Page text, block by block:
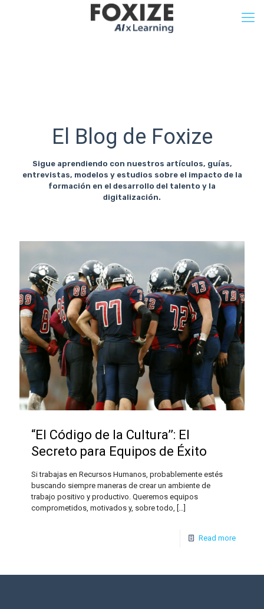
El Blog de Foxize
Sigue aprendiendo con nuestros artículos, guías,
entrevistas, modelos y estudios sobre el impacto de la
formación en el desarrollo del talento y la
digitalización.
“El Código de la Cultura’’: El
Secreto para Equipos de Éxito
Si trabajas en Recursos Humanos, probablemente estés
buscando siempre maneras de crear un ambiente de
trabajo positivo y productivo. Queremos equipos
comprometidos, motivados y, sobre todo,
Read more